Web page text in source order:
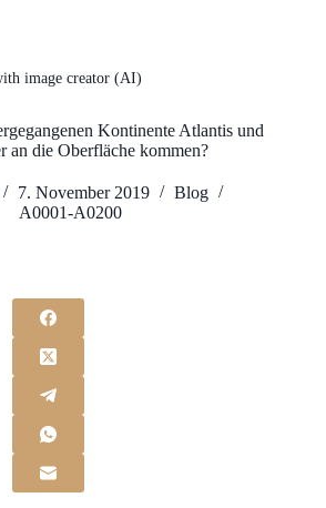
image creator (AI)
Kontinente Atlantis und
an die Oberfläche kommen?
7. November 2019
Blog
A0001-A0200